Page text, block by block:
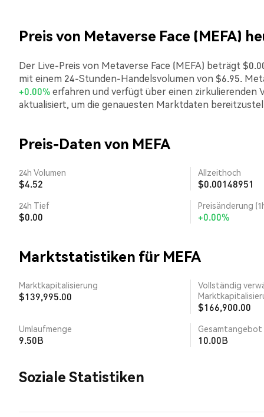
Preis von Metaverse Face (MEFA)
Der Live-Preis von Metaverse Face (MEFA) beträgt
mit einem 24-Stunden-Handelsvolumen von $6.95.
+0.00%erfahren und verfügt über einen zirkulierenden
aktualisiert, um die genauesten Marktdaten
Preis-Daten von MEFA
24h Volumen
$4.52
Allzeithoch
$0.00148951
24h Tief
$0.00
Preisänderung
+0.00%
Marktstatistiken für MEFA
Marktkapitalisierung
$139,995.00
Vollständig
$166,900.00
Umlaufmenge
9.50B
Gesamtangebot
10.00B
Soziale Statistiken